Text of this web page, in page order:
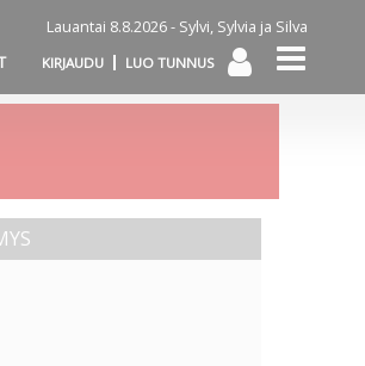
Lauantai 8.8.2026 - Sylvi, Sylvia ja Silva
KIRJAUDU LUO TUNNUS